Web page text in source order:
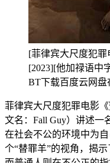
[菲律宾大尺度犯
[2023][他加禄语中
BT下载百度云网盘
菲律宾大尺度犯罪电影
文名：Fall Guy）讲述一
在社会不公的环境中为
个“替罪羊”的视角，揭